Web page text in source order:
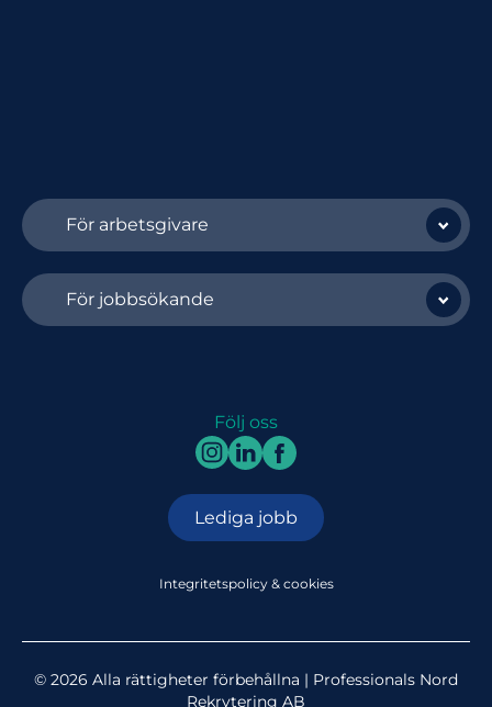
För arbetsgivare
För jobbsökande
Följ oss
Lediga jobb
Integritetspolicy & cookies
© 2026 Alla rättigheter förbehållna | Professionals Nord
Rekrytering AB